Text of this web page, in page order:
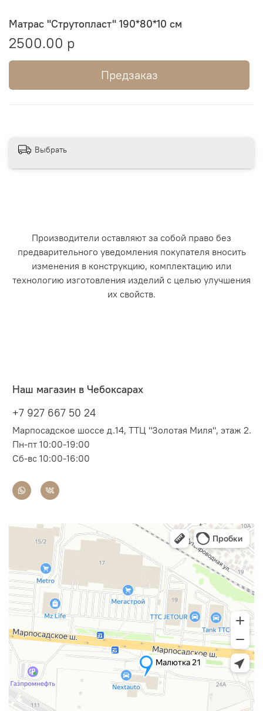
Матрас "Струтопласт" 190*80*10 см
2500.00 р
Предзаказ
Выбрать
Производители оставляют за собой право без
предварительного уведомления покупателя вносить
изменения в конструкцию, комплектацию или
технологию изготовления изделий с целью улучшения
их свойств.
Наш магазин в Чебоксарах
+7 927 667 50 24
Марпосадское шоссе д.14, ТТЦ "Золотая Миля", этаж 2.
Пн-пт 10:00-19:00
Сб-вс 10:00-16:00